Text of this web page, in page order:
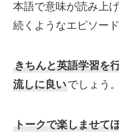
本語で意味が読み上
続くようなエピソー
きちんと英語学習を
流しに良いでしょう。
トークで楽しませて